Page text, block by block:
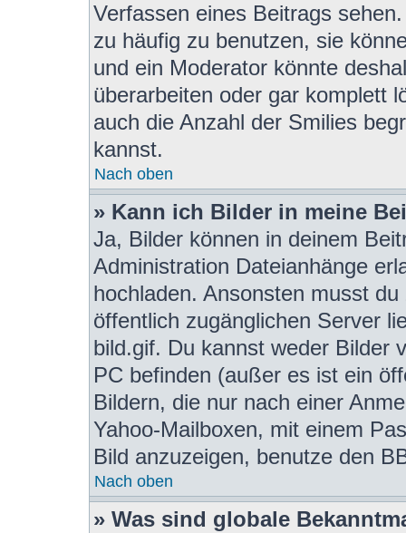
Verfassen eines Beitrags
zu häufig zu benutzen, sie
und ein Moderator könnte
überarbeiten oder gar komplett
auch die Anzahl der Smilies
kannst.
Nach oben
» Kann ich Bilder in meine
Ja, Bilder können in deinem
Administration Dateianhänge
hochladen. Ansonsten musst
öffentlich zugänglichen Server
bild.gif. Du kannst weder Bilder
PC befinden (außer es ist ein
Bildern, die nur nach einer
Yahoo-Mailboxen, mit einem
Bild anzuzeigen, benutze den
Nach oben
» Was sind globale